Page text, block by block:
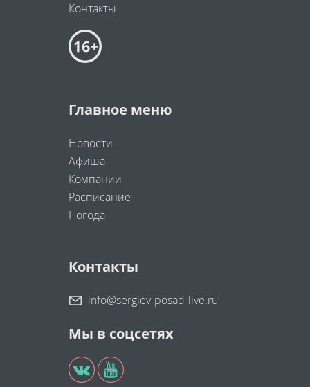
Контакты
Главное меню
Новости
Афиша
Компании
Расписание
Погода
Контакты
info@sergiev-posad-live.ru
Мы в соцсетях